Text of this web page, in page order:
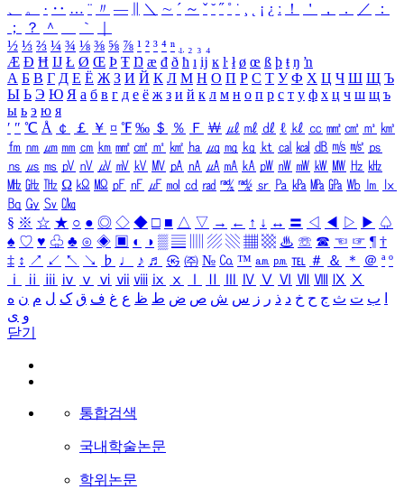
、
。 · ‥ … ¨ 〃 ― ＼ ∼ ´ ～ ˇ ˘ ˝ ˚ ˙ ¸ ¡ ¿ ː ！ ＇ ， ． ／
：
；
？ ＾ ｀
½ ⅓ ⅔ ¼ ¾ ⅛ ⅜ ⅝ ⅞ ¹ ² ³ ⁴ ⁿ ₁ ₂ ₃ ₄
Æ Ð Ħ Ĳ Ł Ø Œ Þ Ŧ Ŋ æ đ ð ħ ı ĳ ĸ ŀ ł ø œ ß þ ŧ ŋ ŉ
А Б В Г Д Е Ё Ж З И Й К Л М Н О П Р С Т У Ф Х Ц Ч Ш Щ Ъ
Ы Ь Э Ю Я а б в г д е ё ж з и й к л м н о п р с т у ф х ц ч ш щ ъ
ы ь э ю я
′ ″ ℃ Å ￠ ￡ ￥ ¤ ℉ ‰ ＄ ％ Ｆ ￦ ㎕ ㎖ ㎗ ℓ ㎘ ㏄ ㎣ ㎤ ㎥ ㎦
㎙ ㎚ ㎛ ㎜ ㎝ ㎞ ㎟ ㎠ ㎡ ㎢ ㏊ ㎍ ㎎ ㎏ ㏏ ㎈ ㎉ ㏈ ㎧ ㎨ ㎰
㎱ ㎲ ㎳ ㎴ ㎵ ㎶ ㎷ ㎸ ㎹ ㎀ ㎁ ㎂ ㎃ ㎄ ㎺ ㎻ ㎽ ㎾ ㎿ ㎐ ㎑
㎒ ㎓ ㎔ Ω ㏀ ㏁ ㎊ ㎋ ㎌ ㏖ ㏅ ㎭ ㎮ ㎯ ㏛ ㎩ ㎪ ㎫ ㎬ ㏝ ㏐
㏓
㏃ ㏉ ㏜ ㏆
§ ※ ☆ ★ ○ ● ◎ ◇ ◆ □ ■ △ ▽ → ← ↑ ↓ ↔ 〓 ◁ ◀ ▷ ▶ ♤
♠ ♡ ♥ ♧ ♣ ⊙ ◈ ▣ ◐ ◑ ▒ ▤ ▨ ▧ ▦ ▩ ♨ ☏ ☎ ☜ ☞ ¶ †
‡ ↕ ↗ ↙ ↖ ↘ ♭ ♩ ♪ ♬ ㉿ ㈜ № ㏇ ™ ㏂ ㏘ ℡ ＃ ＆ ＊ ＠ ª º
ⅰ
ⅱ ⅲ ⅳ ⅴ ⅵ ⅶ ⅷ ⅸ ⅹ Ⅳ Ⅴ Ⅵ Ⅶ Ⅷ Ⅸ Ⅹ
ب ت ث ج ح خ د ذ ر ز س ش ص ض ط ظ ع غ ف ق ک ل م ن ه
و ی
닫기
통합검색
국내학술논문
학위논문